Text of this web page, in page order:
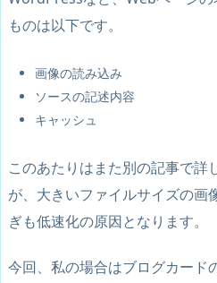
ものは以下です。
画像の読み込み
ソースの記述内容
キャッシュ
このあたりはまた別の記事で詳
が、大きいファイルサイズの画
ぎも低速化の原因となります。
今回、私の場合はブログカード